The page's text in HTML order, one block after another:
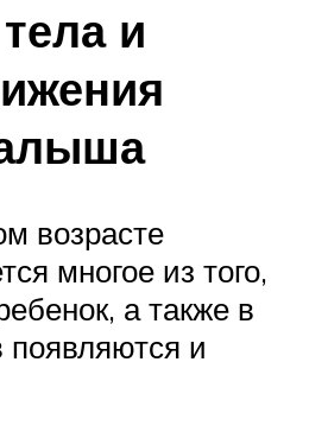
и
возрасте
многое из того,
а также в
и